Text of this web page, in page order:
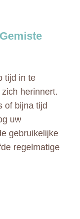
tijd in te
herinnert.
of bijna tijd
uw
gebruikelijke
regelmatige